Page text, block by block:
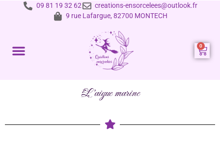
09 81 19 32 62
creations-ensorcelees@outlook.fr
9 rue Lafargue, 82700 MONTECH
L'aigue marine